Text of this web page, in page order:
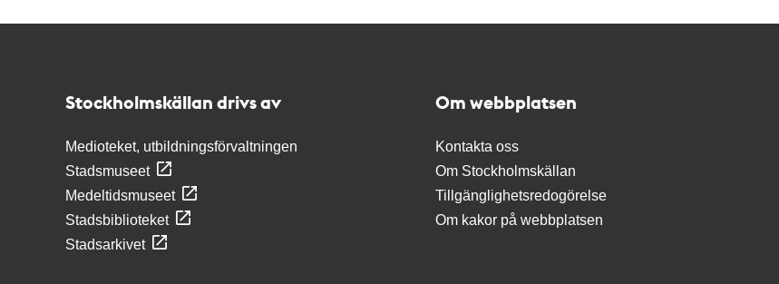
Stockholmskällan drivs av
Medioteket, utbildningsförvaltningen
Stadsmuseet
Medeltidsmuseet
Stadsbiblioteket
Stadsarkivet
Om webbplatsen
Kontakta oss
Om Stockholmskällan
Tillgänglighetsredogörelse
Om kakor på webbplatsen